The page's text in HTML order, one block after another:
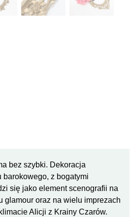
bez szybki. Dekoracja
barokowego, z bogatymi
się jako element scenografii na
glamour oraz na wielu imprezach
Alicji z Krainy Czarów.